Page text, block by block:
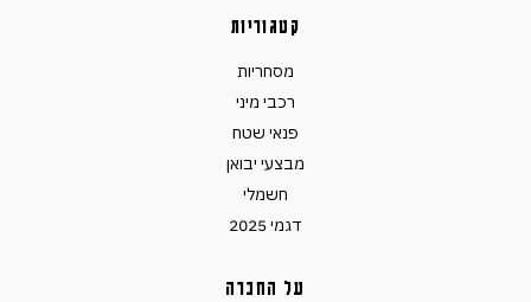
קטגוריות
מסחריות
רכבי מיני
פנאי שטח
מבצעי יבואן
חשמלי
דגמי 2025
על החברה